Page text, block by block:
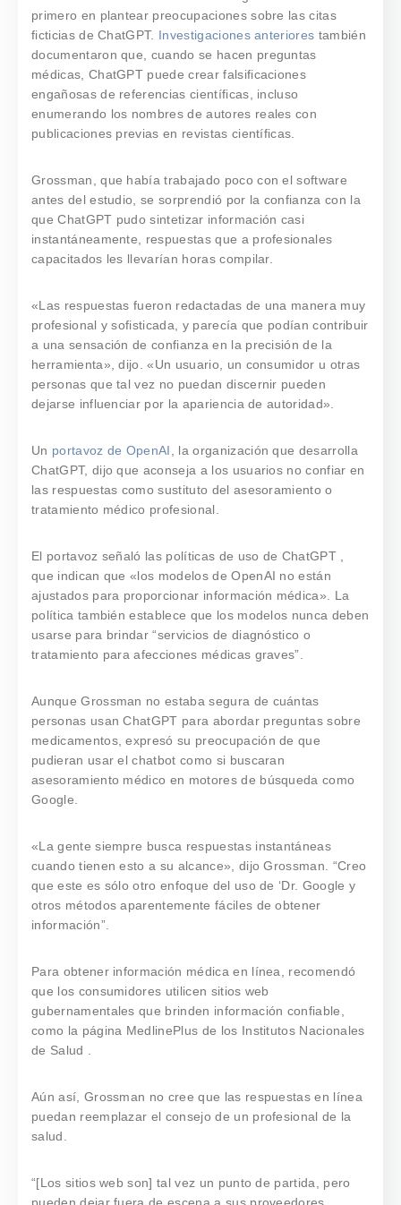
primero en plantear preocupaciones sobre las citas
ficticias de ChatGPT. Investigaciones anteriores también
documentaron que, cuando se hacen preguntas
médicas, ChatGPT puede crear falsificaciones
engañosas de referencias científicas, incluso
enumerando los nombres de autores reales con
publicaciones previas en revistas científicas.
Grossman, que había trabajado poco con el software
antes del estudio, se sorprendió por la confianza con la
que ChatGPT pudo sintetizar información casi
instantáneamente, respuestas que a profesionales
capacitados les llevarían horas compilar.
«Las respuestas fueron redactadas de una manera muy
profesional y sofisticada, y parecía que podían contribuir
a una sensación de confianza en la precisión de la
herramienta», dijo. «Un usuario, un consumidor u otras
personas que tal vez no puedan discernir pueden
dejarse influenciar por la apariencia de autoridad».
Un portavoz de OpenAI
, la organización que desarrolla
ChatGPT, dijo que aconseja a los usuarios no confiar en
las respuestas como sustituto del asesoramiento o
tratamiento médico profesional.
El portavoz señaló las políticas de uso de ChatGPT ,
que indican que «los modelos de OpenAI no están
ajustados para proporcionar información médica». La
política también establece que los modelos nunca deben
usarse para brindar “servicios de diagnóstico o
tratamiento para afecciones médicas graves”.
Aunque Grossman no estaba segura de cuántas
personas usan ChatGPT para abordar preguntas sobre
medicamentos, expresó su preocupación de que
pudieran usar el chatbot como si buscaran
asesoramiento médico en motores de búsqueda como
Google.
«La gente siempre busca respuestas instantáneas
cuando tienen esto a su alcance», dijo Grossman. “Creo
que este es sólo otro enfoque del uso de ‘Dr. Google y
otros métodos aparentemente fáciles de obtener
información”.
Para obtener información médica en línea, recomendó
que los consumidores utilicen sitios web
gubernamentales que brinden información confiable,
como la página MedlinePlus de los Institutos Nacionales
de Salud .
Aún así, Grossman no cree que las respuestas en línea
puedan reemplazar el consejo de un profesional de la
salud.
“[Los sitios web son] tal vez un punto de partida, pero